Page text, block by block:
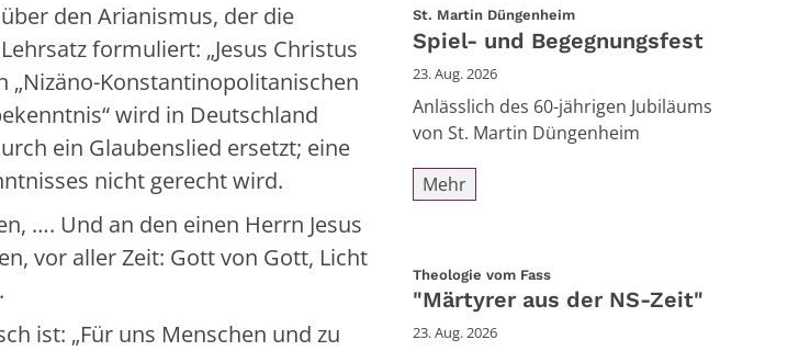
den Arianismus, der die
formuliert: „Jesus Christus
„Nizäno-Konstantinopolitanischen
wird in Deutschland
ein Glaubenslied ersetzt; eine
nicht gerecht wird.
…. Und an den einen Herrn Jesus
vor aller Zeit: Gott von Gott, Licht
ist: „Für uns Menschen und zu
St. Martin Düngenheim:
Spiel- und Begegnungsfest
23. Aug. 2026
Anlässlich des 60-jährigen Jubiläums
von St. Martin Düngenheim
Mehr
Theologie vom Fass:
"Märtyrer aus der NS-Zeit"
23. Aug. 2026